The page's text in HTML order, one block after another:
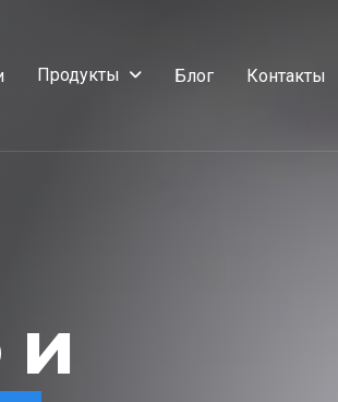
Продукты Блог Контакты
и